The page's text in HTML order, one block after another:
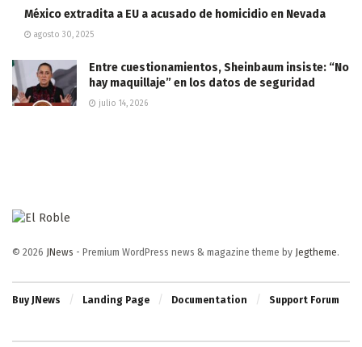
México extradita a EU a acusado de homicidio en Nevada
agosto 30, 2025
Entre cuestionamientos, Sheinbaum insiste: “No
hay maquillaje” en los datos de seguridad
julio 14, 2026
© 2026 JNews - Premium WordPress news & magazine theme by Jegtheme.
Buy JNews Landing Page Documentation Support Forum